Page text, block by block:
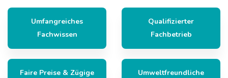
Umfangreiches
Fachwissen
Qualifizierter
Fachbetrieb
Faire Preise & Zügige
Umweltfreundliche